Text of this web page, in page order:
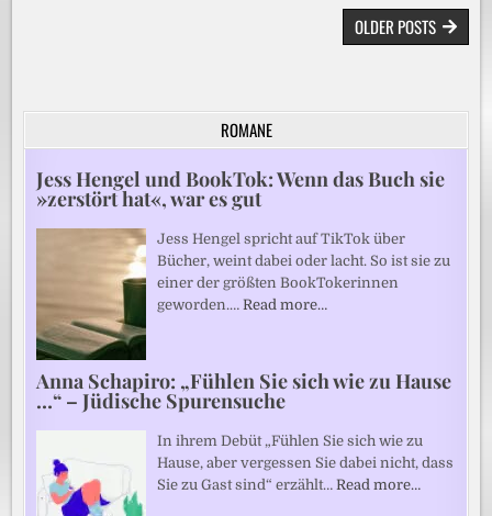
BEITRAGSNAVIGATIONOLDER POSTS
ROMANE
Jess Hengel und BookTok: Wenn das Buch sie
»zerstört hat«, war es gut
Jess Hengel spricht auf TikTok über
Bücher, weint dabei oder lacht. So ist sie zu
einer der größten BookTokerinnen
geworden.…Read more…
Anna Schapiro: „Fühlen Sie sich wie zu Hause
…“ – Jüdische Spurensuche
In ihrem Debüt „Fühlen Sie sich wie zu
Hause, aber vergessen Sie dabei nicht, dass
Sie zu Gast sind“ erzählt…Read more…